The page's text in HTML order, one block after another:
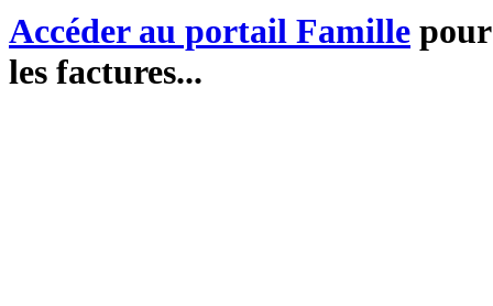
Accéder au portail Famille
les factures...